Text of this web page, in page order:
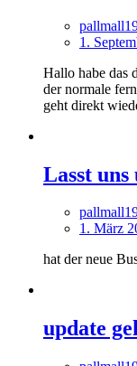
1.
Hallo habe das
der normale
geht direkt
Lasst uns
1. März
hat der neue
update